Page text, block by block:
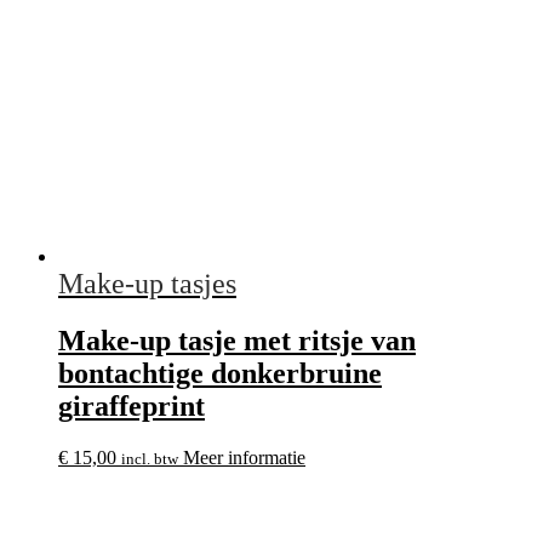
Make-up tasjes
Make-up tasje met ritsje van
bontachtige donkerbruine
giraffeprint
€ 15,00 incl. btw Meer informatie